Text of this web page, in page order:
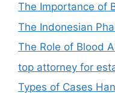
The Importance of
The Indonesian
The Role of Blood
top attorney for
Types of Cases